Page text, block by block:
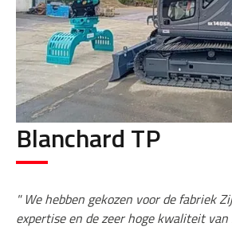
Blanchard TP
" We hebben gekozen voor de fabriek
expertise en de zeer hoge kwaliteit